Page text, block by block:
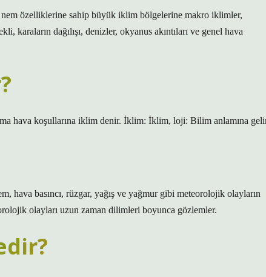
nem özelliklerine sahip büyük iklim bölgelerine makro iklimler,
dağılışı, denizler, okyanus akıntıları ve genel hava
hava koşullarına iklim denir. İklim: İklim, loji: Bilim anlamına
hava basıncı, rüzgar, yağış ve yağmur gibi meteorolojik olayların
olayları uzun zaman dilimleri boyunca gözlemler.